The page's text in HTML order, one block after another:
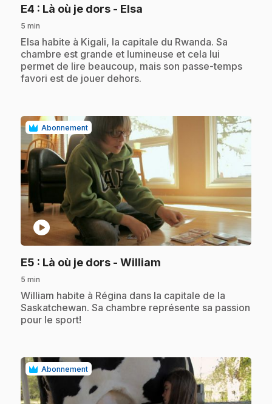
E4 : Là où je dors - Elsa
5 min
.Elsa habite à Kigali, la capitale du Rwanda. Sa
chambre est grande et lumineuse et cela lui
permet de lire beaucoup, mais son passe-temps
favori est de jouer dehors.
Abonnement
play_circle
E5 : Là où je dors - William
5 min
.William habite à Régina dans la capitale de la
Saskatchewan. Sa chambre représente sa passion
pour le sport!
Abonnement